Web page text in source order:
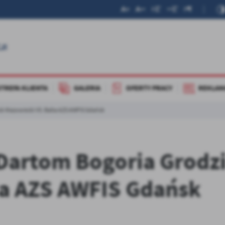
KLIENTA GALERIA OFERTY PRACY
Mazowiecki VS. Balta AZS AWFIS Gdańsk
Bogoria
AWFIS Gdańsk